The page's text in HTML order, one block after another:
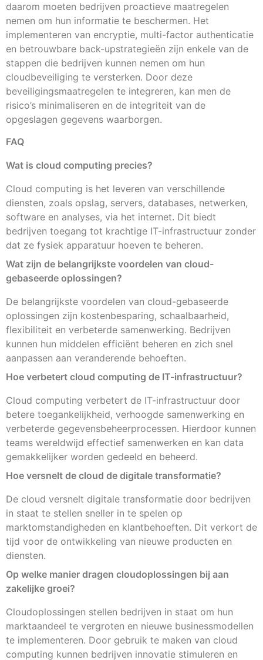
daarom moeten bedrijven proactieve maatregelen
nemen om hun informatie te beschermen. Het
implementeren van encryptie, multi-factor authenticatie
en betrouwbare back-upstrategieën zijn enkele van de
stappen die bedrijven kunnen nemen om hun
cloudbeveiliging te versterken. Door deze
beveiligingsmaatregelen te integreren, kan men de
risico’s minimaliseren en de integriteit van de
opgeslagen gegevens waarborgen.
FAQ
Wat is cloud computing precies?
Cloud computing is het leveren van verschillende
diensten, zoals opslag, servers, databases, netwerken,
software en analyses, via het internet. Dit biedt
bedrijven toegang tot krachtige IT-infrastructuur zonder
dat ze fysiek apparatuur hoeven te beheren.
Wat zijn de belangrijkste voordelen van cloud-
gebaseerde oplossingen?
De belangrijkste voordelen van cloud-gebaseerde
oplossingen zijn kostenbesparing, schaalbaarheid,
flexibiliteit en verbeterde samenwerking. Bedrijven
kunnen hun middelen efficiënt beheren en zich snel
aanpassen aan veranderende behoeften.
Hoe verbetert cloud computing de IT-infrastructuur?
Cloud computing verbetert de IT-infrastructuur door
betere toegankelijkheid, verhoogde samenwerking en
verbeterde gegevensbeheerprocessen. Hierdoor kunnen
teams wereldwijd effectief samenwerken en kan data
gemakkelijker worden gedeeld en beheerd.
Hoe versnelt de cloud de digitale transformatie?
De cloud versnelt digitale transformatie door bedrijven
in staat te stellen sneller in te spelen op
marktomstandigheden en klantbehoeften. Dit verkort de
tijd voor de ontwikkeling van nieuwe producten en
diensten.
Op welke manier dragen cloudoplossingen bij aan
zakelijke groei?
Cloudoplossingen stellen bedrijven in staat om hun
marktaandeel te vergroten en nieuwe businessmodellen
te implementeren. Door gebruik te maken van cloud
computing kunnen bedrijven innovatie stimuleren en